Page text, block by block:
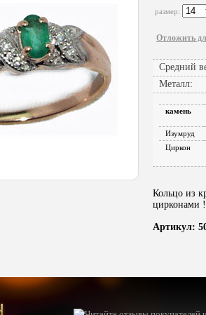
размер:
Отложить
Средний
Металл:
камень
Изумруд
Циркон
Кольцо из
цирконами
Артикул: